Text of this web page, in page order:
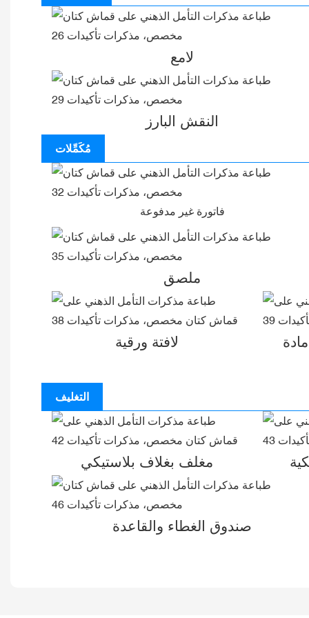
لامع
النقش البارز
مُكَمِّلات
فاتورة غير مدفوعة
ملصق
لافتة ورقية
التغليف
مغلف بغلاف بلاستيكي
صندوق الغطاء والقاعدة